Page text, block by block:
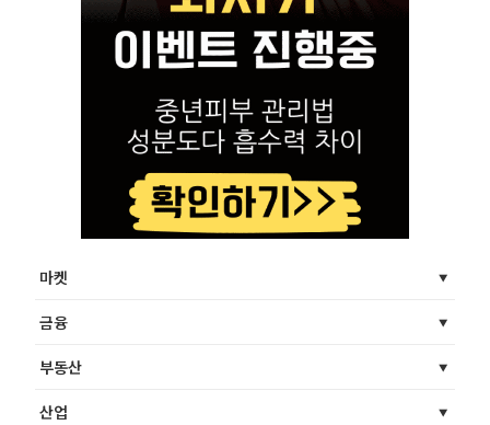
마켓
금융
부동산
산업